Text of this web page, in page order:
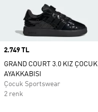
Price
2.749 TL
GRAND COURT 3.0 KIZ ÇOCUK
AYAKKABISI
Çocuk Sportswear
2 renk